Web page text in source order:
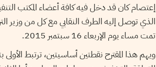
إعتصام كان قد دخل فيه كافة أعضاء المكتب
الذي توصل إليه الطرف النقابي مع كل من وزير
تمت مساء يوم الإربعاء 16 سبتمبر 2015.